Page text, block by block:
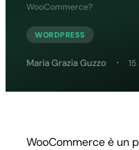
WooCommerce?
WORDPRESS
Maria Grazia Guzzo
WooCommerce è un